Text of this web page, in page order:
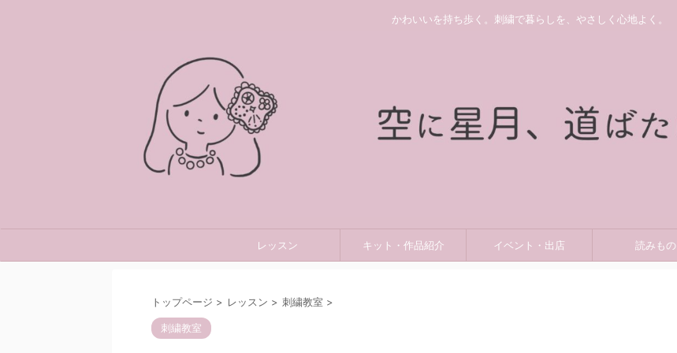
かわいいを持ち歩く。刺繍で暮らしを、やさしく心地よく。
レッスン キット・作品紹介 イベント・出店 読みもの
トップページ > レッスン > 刺繍教室 >
刺繍教室